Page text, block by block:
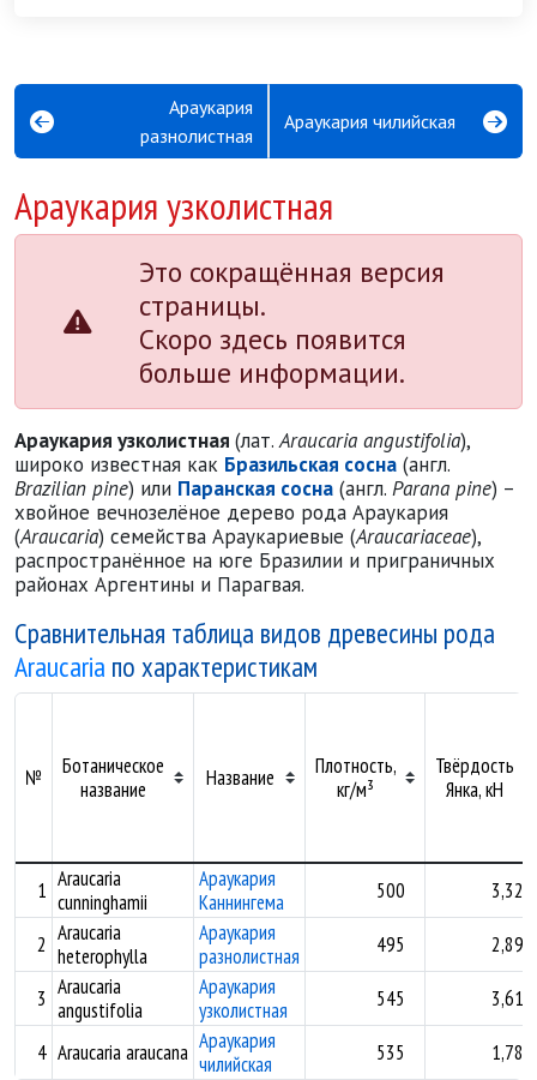
Араукария
разнолистная
Араукария чилийская
Араукария узколистная
Это сокращённая версия
страницы.
Скоро здесь появится
больше информации.
Араукария узколистная (лат.Araucaria angustifolia),
широко известная как Бразильская сосна (англ.
Brazilian pine) или Паранская сосна (англ. Parana pine) –
хвойное вечнозелёное дерево рода Араукария
(Araucaria) семейства Араукариевые (Araucariaceae),
распространённое на юге Бразилии и приграничных
районах Аргентины и Парагвая.
Сравнительная таблица видов древесины рода
Araucaria по характеристикам
№
Ботаническое
название
Название
Плотность,
кг/м³
Твёрдость
Янка, кН
1 Araucaria
cunninghamii
Араукария
Каннингема
500 3,32
2 Araucaria
heterophylla
Араукария
разнолистная
495 2,89
3 Araucaria
angustifolia
Араукария
узколистная
545 3,61
4 Araucaria araucana Араукария
чилийская
535 1,78